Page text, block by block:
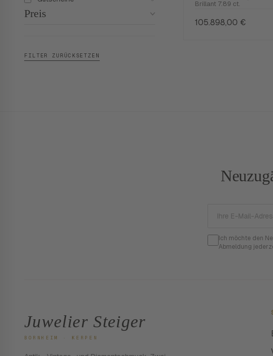
Preis
FILTER ZURÜCKSETZEN
Brillant 7.89 ct.
105.898,00 €
Ich möchte den
Abmeldung
Juwelier Steiger
BORNHEIM · KERPEN